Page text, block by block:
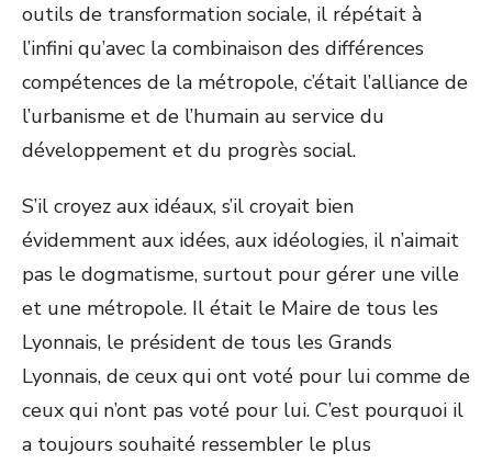
outils de transformation sociale, il répétait à
l’infini qu’avec la combinaison des différences
compétences de la métropole, c’était l’alliance de
l’urbanisme et de l’humain au service du
développement et du progrès social.
S’il croyez aux idéaux, s’il croyait bien
évidemment aux idées, aux idéologies, il n’aimait
pas le dogmatisme, surtout pour gérer une ville
et une métropole. Il était le Maire de tous les
Lyonnais, le président de tous les Grands
Lyonnais, de ceux qui ont voté pour lui comme de
ceux qui n’ont pas voté pour lui. C’est pourquoi il
a toujours souhaité ressembler le plus